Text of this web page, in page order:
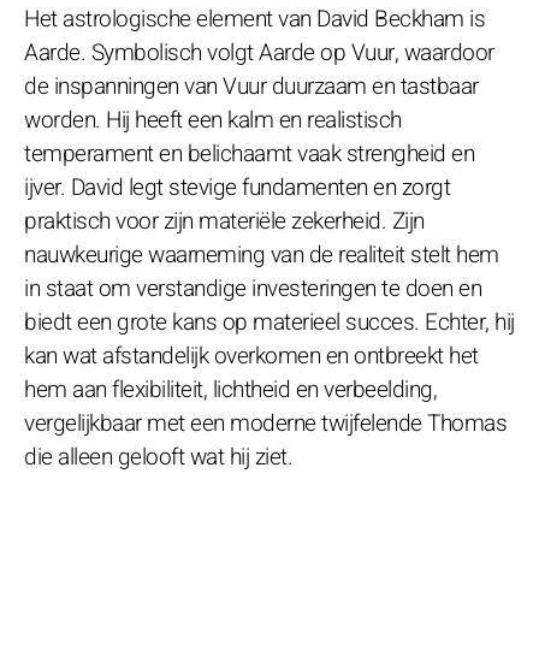
Het astrologische element van David Beckham is
Aarde. Symbolisch volgt Aarde op Vuur, waardoor
de inspanningen van Vuur duurzaam en tastbaar
worden. Hij heeft een kalm en realistisch
temperament en belichaamt vaak strengheid en
ijver. David legt stevige fundamenten en zorgt
praktisch voor zijn materiële zekerheid. Zijn
nauwkeurige waarneming van de realiteit stelt hem
in staat om verstandige investeringen te doen en
biedt een grote kans op materieel succes. Echter, hij
kan wat afstandelijk overkomen en ontbreekt het
hem aan flexibiliteit, lichtheid en verbeelding,
vergelijkbaar met een moderne twijfelende Thomas
die alleen gelooft wat hij ziet.